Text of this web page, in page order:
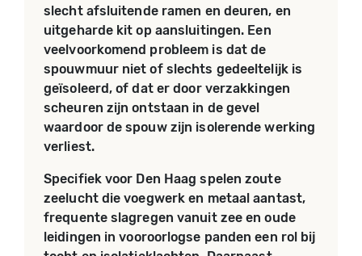
slecht afsluitende ramen en deuren, en
uitgeharde kit op aansluitingen. Een
veelvoorkomend probleem is dat de
spouwmuur niet of slechts gedeeltelijk is
geïsoleerd, of dat er door verzakkingen
scheuren zijn ontstaan in de gevel
waardoor de spouw zijn isolerende werking
verliest.
Specifiek voor Den Haag spelen zoute
zeelucht die voegwerk en metaal aantast,
frequente slagregen vanuit zee en oude
leidingen in vooroorlogse panden een rol bij